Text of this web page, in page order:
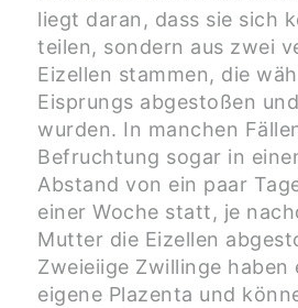
liegt daran, dass sie sich
teilen, sondern aus zwei
Eizellen stammen, die
Eisprungs abgestoßen
wurden. In manchen
Befruchtung sogar in
Abstand von ein paar
einer Woche statt, je
Mutter die Eizellen
Zweieiige Zwillinge haben
eigene Plazenta und